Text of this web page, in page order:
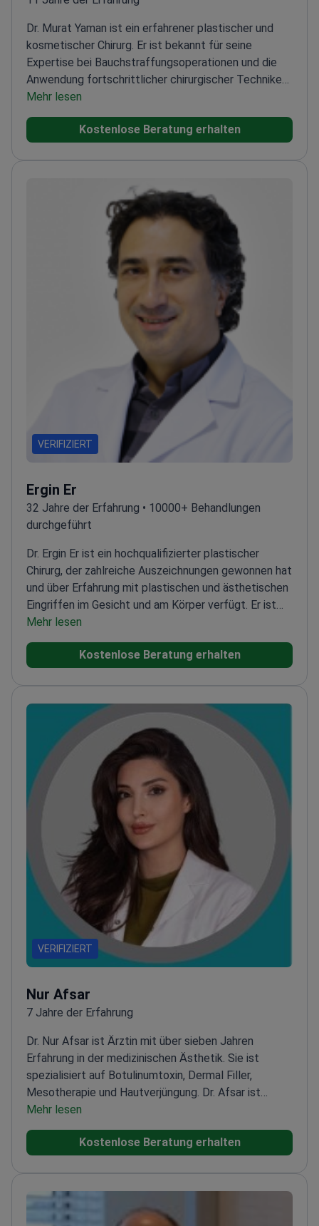
Dr. Murat Yaman ist ein erfahrener plastischer und
kosmetischer Chirurg. Er ist bekannt für seine
Expertise bei Bauchstraffungsoperationen und die
Anwendung fortschrittlicher chirurgischer Techniken
für optimale Ergebnisse. Er hat eine beeindruckende
darunter über 1,500 Nasenkorrekturen und
Operationen und rund 1,000 Fettabsaugungen mit der
Mehr lesen
Kostenlose Beratung erhalten
VERIFIZIERT
Ergin Er
32 Jahre der Erfahrung • 10000+ Behandlungen
durchgeführt
Dr. Ergin Er ist ein hochqualifizierter plastischer
Chirurg, der zahlreiche Auszeichnungen gewonnen hat
und über Erfahrung mit plastischen und ästhetischen
Eingriffen im Gesicht und am Körper verfügt. Er ist
einer der besten Chirurgen für Bauchdeckenstraffung
verschiedener medizinischer Organisationen.
Mehr lesen
Kostenlose Beratung erhalten
VERIFIZIERT
Nur Afsar
7 Jahre der Erfahrung
Dr. Nur Afsar ist Ärztin mit über sieben Jahren
Erfahrung in der medizinischen Ästhetik. Sie ist
spezialisiert auf Botulinumtoxin, Dermal Filler,
Mesotherapie und Hautverjüngung. Dr. Afsar ist
bekannt für evidenzbasierte und individuelle
Fadenlifting und nicht-chirurgisches
der Eskişehir Osmangazi Universität abgeschlossen
und einen Master in Medizinischer Ästhetik. Dr. Afsar
arbeitete als Fachärztin an der Turkeyana Clinic, im
Mehr lesen
Kostenlose Beratung erhalten